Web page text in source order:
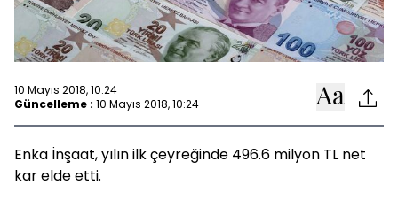
10 Mayıs 2018, 10:24
Güncelleme : 10 Mayıs 2018, 10:24
Enka İnşaat, yılın ilk çeyreğinde 496.6 milyon TL net
kar elde etti.